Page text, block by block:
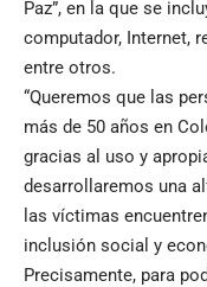
Paz”, en la que se
computador, Internet,
entre otros.
“Queremos que las
más de 50 años en
gracias al uso y
desarrollaremos una
las víctimas
inclusión social y
Precisamente, para